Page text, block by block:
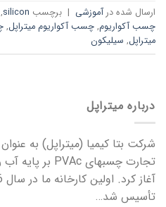
ارسال شده درآموزشی | برچسب silicon
چسب آکواریوم, چسب آکواریوم میتراپل,
میتراپل, سیلیکون
درباره میتراپل
شرکت بتا کیمیا (میتراپل) به
تأسیس شد…